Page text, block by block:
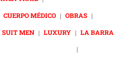
CUERPO MÉDICO | OBRAS |
SUIT MEN | LUXURY | LA BARRA
|